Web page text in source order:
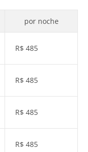
por noche
R$ 485
R$ 485
R$ 485
R$ 485